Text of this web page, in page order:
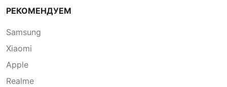
РЕКОМЕНДУЕМ
Samsung
Xiaomi
Apple
Realme